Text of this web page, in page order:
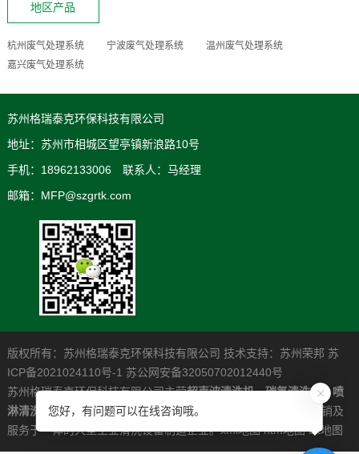
地区产品
杭州废气处理系统 宁波废气处理系统
温州废气处理系统
嘉兴废气处理系统
苏州格瑞泰克环保科技有限公司
地址：苏州市相城区望亭镇新浪路10号
手机：18962133006 联系人：马经理
邮箱：MFP@szgrtk.com
版权所有：苏州格瑞泰克环保科技有限公司 技术支持： 苏州荣邦 苏
ICP备2021024110号-1 苏公网安备32050702012440号
苏州格瑞泰克环保科技有限公司主营超声波清洗机，碳氢清洗机，喷
淋清洗机，是一家专业从事高清洁度问题解决系统的研发制造营销及
服务于一体的大型工业清洗设备制造企业。xml地图 htm地图 txt地图
您好，有问题可以在线咨询哦。